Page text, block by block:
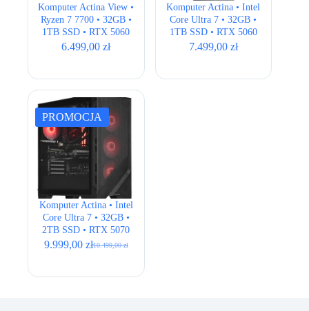
Komputer Actina View •
Ryzen 7 7700 • 32GB •
1TB SSD • RTX 5060
8GB
6.499,00zł
Komputer Actina • Intel
Core Ultra 7 • 32GB •
1TB SSD • RTX 5060
8GB
7.499,00 zł
PROMOCJA
Komputer Actina • Intel
Core Ultra 7 • 32GB •
2TB SSD • RTX 5070
12GB10.499,00zł
Pierwotna
wynosiła:
9.999,00 zł
Aktualna
wynosi: